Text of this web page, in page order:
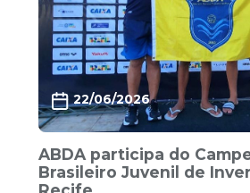
22/06/2026
ABDA participa do
Brasileiro Juvenil de